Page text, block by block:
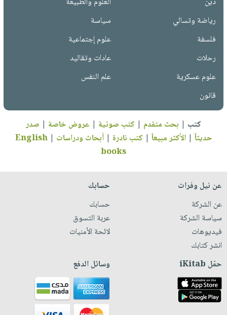
رياضة وتسالي
سياسة
فلسفة
علوم إجتماعية
رحلات
عادات وتقاليد
علوم عسكرية
علم النفس
قانون
كتب | بحث متقدم | كتب صوتية | عروض خاصة | صدر
حديثاً |الأكثر مبيعاً | كتب نادرة |أبحاث ودراسات |
English
books
عن نيل وفرات
عن الشركة
سياسة الشركة
فيديوهات
انشر كتابك
حسابك
حسابك
عربة التسوق
لائحة الأمنيات
حمّل iKitab وسائل الدفع